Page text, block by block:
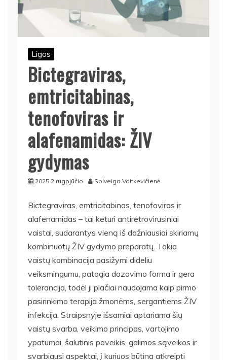
Ligos
Bictegraviras,
emtricitabinas,
tenofoviras ir
alafenamidas: ŽIV
gydymas
2025 2 rugpjūčio Solveiga Vaitkevičienė
Bictegraviras, emtricitabinas, tenofoviras ir
alafenamidas – tai keturi antiretrovirusiniai
vaistai, sudarantys vieną iš dažniausiai skiriamų
kombinuotų ŽIV gydymo preparatų. Tokia
vaistų kombinacija pasižymi dideliu
veiksmingumu, patogia dozavimo forma ir gera
tolerancija, todėl ji plačiai naudojama kaip pirmo
pasirinkimo terapija žmonėms, sergantiems ŽIV
infekcija. Straipsnyje išsamiai aptariama šių
vaistų svarba, veikimo principas, vartojimo
ypatumai, šalutinis poveikis, galimos sąveikos ir
svarbiausi aspektai, į kuriuos būtina atkreipti